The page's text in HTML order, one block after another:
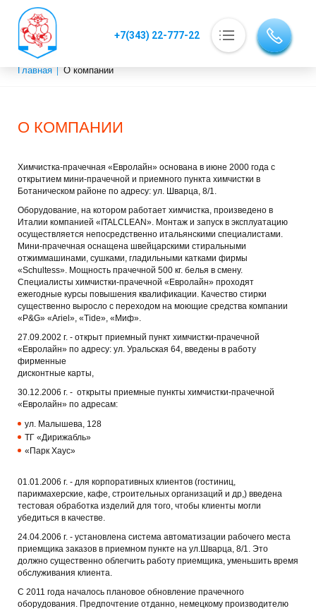
+7(343) 22-777-22
Основная навигация
Строка навигации
Главная О компании
О КОМПАНИИ
Химчистка-прачечная «Евролайн» основана в июне 2000 года с
открытием мини-прачечной и приемного пункта химчистки в
Ботаническом районе по адресу: ул. Шварца, 8/1.
Оборудование, на котором работает химчистка, произведено в
Италии компанией «ITALCLEAN». Монтаж и запуск в эксплуатацию
осуществляется непосредственно итальянскими специалистами.
Мини-прачечная оснащена швейцарскими стиральными
отжиммашинами, сушками, гладильными катками фирмы
«Schultess». Мощность прачечной 500 кг. белья в смену.
Специалисты химчистки-прачечной «Евролайн» проходят
ежегодные курсы повышения квалификации. Качество стирки
существенно выросло с переходом на моющие средства компании
«P&G» «Ariel», «Tide», «Миф».
27.09.2002 г. - открыт приемный пункт химчистки-прачечной
«Евролайн» по адресу: ул. Уральская 64, введены в работу
фирменные
дисконтные карты,
30.12.2006 г. - открыты приемные пункты химчистки-прачечной
«Евролайн» по адресам:
ул. Малышева, 128
ТГ «Дирижабль»
«Парк Хаус»
01.01.2006 г. - для корпоративных клиентов (гостиниц,
парикмахерские, кафе, строительных организаций и др,) введена
тестовая обработка изделий для того, чтобы клиенты могли
убедиться в качестве.
24.04.2006 г. - установлена система автоматизации рабочего места
приемщика заказов в приемном пункте на ул.Шварца, 8/1. Это
должно существенно облегчить работу приемщика, уменьшить время
обслуживания клиента.
С 2011 года началось плановое обновление прачечного
оборудования. Предпочтение отданно, немецкому производителю